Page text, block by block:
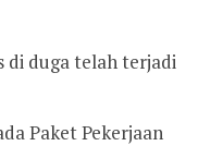
di duga telah terjadi
Paket Pekerjaan